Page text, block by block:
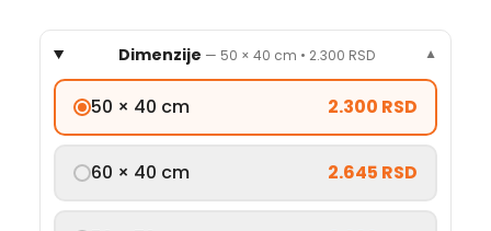
Dimenzije — 50 × 40 cm • 2.300 RSD ▼
50 × 40 cm 2.300 RSD
60 × 40 cm 2.645 RSD